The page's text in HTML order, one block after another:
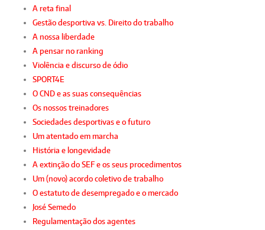
A reta final
Gestão desportiva vs. Direito do trabalho
A nossa liberdade
A pensar no ranking
Violência e discurso de ódio
SPORT4E
O CND e as suas consequências
Os nossos treinadores
Sociedades desportivas e o futuro
Um atentado em marcha
História e longevidade
A extinção do SEF e os seus procedimentos
Um (novo) acordo coletivo de trabalho
O estatuto de desempregado e o mercado
José Semedo
Regulamentação dos agentes